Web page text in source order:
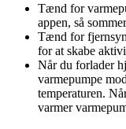
Tænd for
appen, så
Tænd for
for at skabe
Når du forlader
varmepumpe
temperaturen.
varmer